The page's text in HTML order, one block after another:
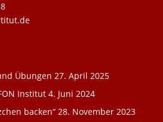
Übungen 27. April 2025
Institut 4. Juni 2024
backen“ 28. November 2023